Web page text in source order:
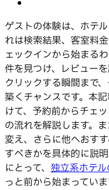
ゲストの体験は、ホテ
れは検索結果、客室料
ェックインから始まる
件を見つけ、レビュー
クリックする瞬間まで
築くチャンスです。本
けて、予約前からチェ
の流れを解説します。
変え、さらに他へおす
すべきかを具体的に説
にとって、 独立系ホテ
っと前から始まっていま